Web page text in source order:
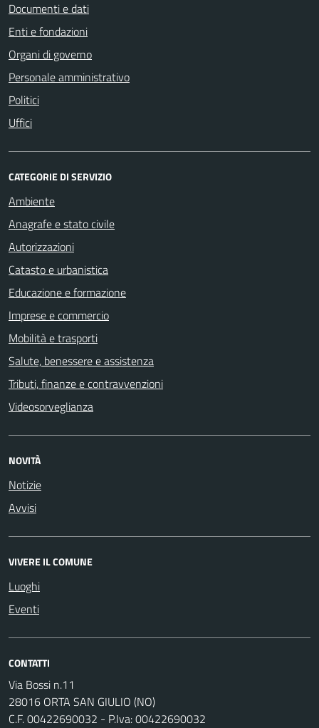
Documenti e dati
Enti e fondazioni
Organi di governo
Personale amministrativo
Politici
Uffici
CATEGORIE DI SERVIZIO
Ambiente
Anagrafe e stato civile
Autorizzazioni
Catasto e urbanistica
Educazione e formazione
Imprese e commercio
Mobilità e trasporti
Salute, benessere e assistenza
Tributi, finanze e contravvenzioni
Videosorveglianza
NOVITÀ
Notizie
Avvisi
VIVERE IL COMUNE
Luoghi
Eventi
CONTATTI
Via Bossi n.11
28016 ORTA SAN GIULIO (NO)
C.F. 00422690032 - P.Iva: 00422690032